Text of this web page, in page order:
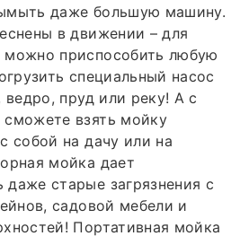
даже большую машину.
в движении – для
приспособить любую
специальный насос
пруд или реку! А с
взять мойку
собой на дачу или на
мойка дает
старые загрязнения с
садовой мебели и
Портативная мойка